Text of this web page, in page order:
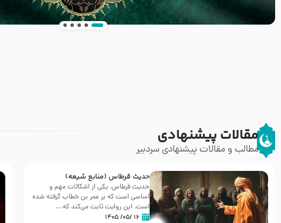
مقالات پیشنهادی
مطالب و مقالات پیشنهادی سردبیر
حدیث قرطاس (منابع شیعه)
حدیث قرطاس، یکی از اشکالات مهم و
اساسی است که بر عمر بن خطاب گرفته شده
است، این روایت ثابت می‌کند که...
۱۶ /۰۵/ ۱۴۰۵